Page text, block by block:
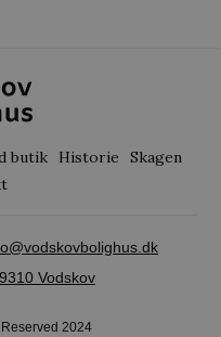
butik Historie
Skagen
Vodskov
2024